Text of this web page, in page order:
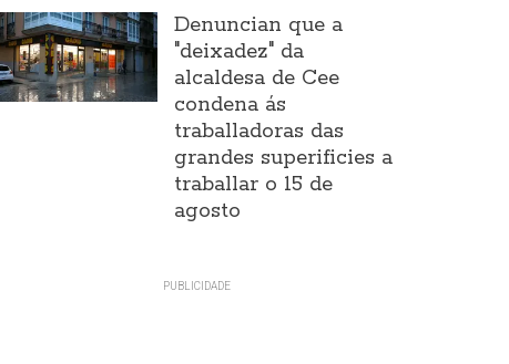
Denuncian que a
"deixadez" da
alcaldesa de Cee
condena ás
traballadoras das
grandes superificies a
traballar o 15 de
agosto